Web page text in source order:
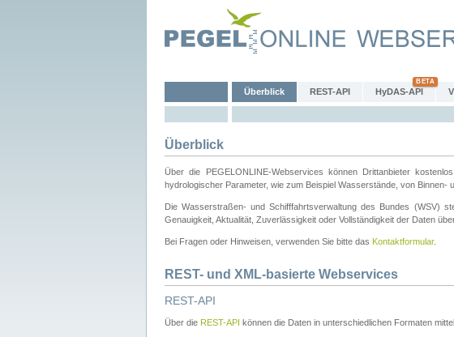
Überblick REST-API HyDAS-API
Überblick
Über die PEGELONLINE-Webservices können Drittanbieter
hydrologischer Parameter, wie zum Beispiel Wasserstände, von Binnen-
Die Wasserstraßen- und Schifffahrtsverwaltung des Bundes (WSV)
Genauigkeit, Aktualität, Zuverlässigkeit oder Vollständigkeit der Daten
Bei Fragen oder Hinweisen, verwenden Sie bitte das Kontaktformular.
REST- und XML-basierte Webservices
REST-API
Über die REST-API können die Daten in unterschiedlichen Formaten